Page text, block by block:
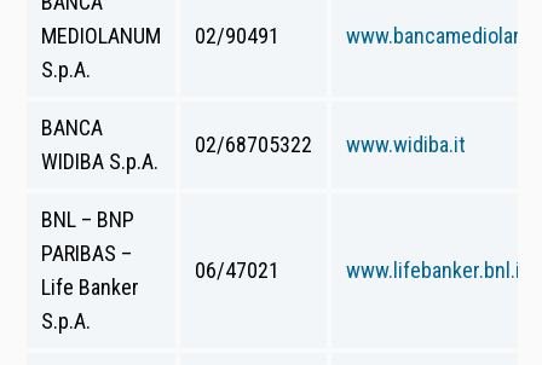
MEDIOLANUM
S.p.A.
02/90491
BANCA
WIDIBA S.p.A.
02/68705322 www.widiba.it
BNL – BNP
PARIBAS –
Life Banker
S.p.A.
06/47021 www.lifebanker.bnl.it